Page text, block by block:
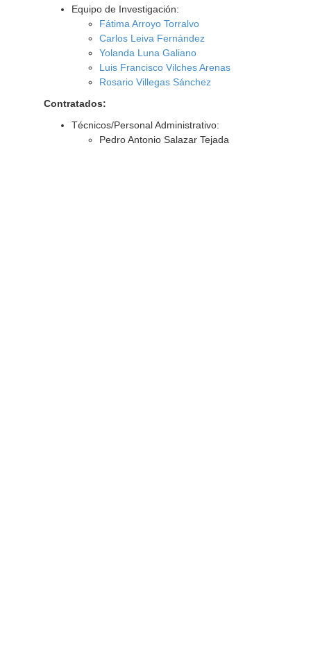
Equipo de Investigación:
Fátima Arroyo Torralvo
Carlos Leiva Fernández
Yolanda Luna Galiano
Luis Francisco Vilches Arenas
Rosario Villegas Sánchez
Contratados:
Técnicos/Personal Administrativo:
Pedro Antonio Salazar Tejada